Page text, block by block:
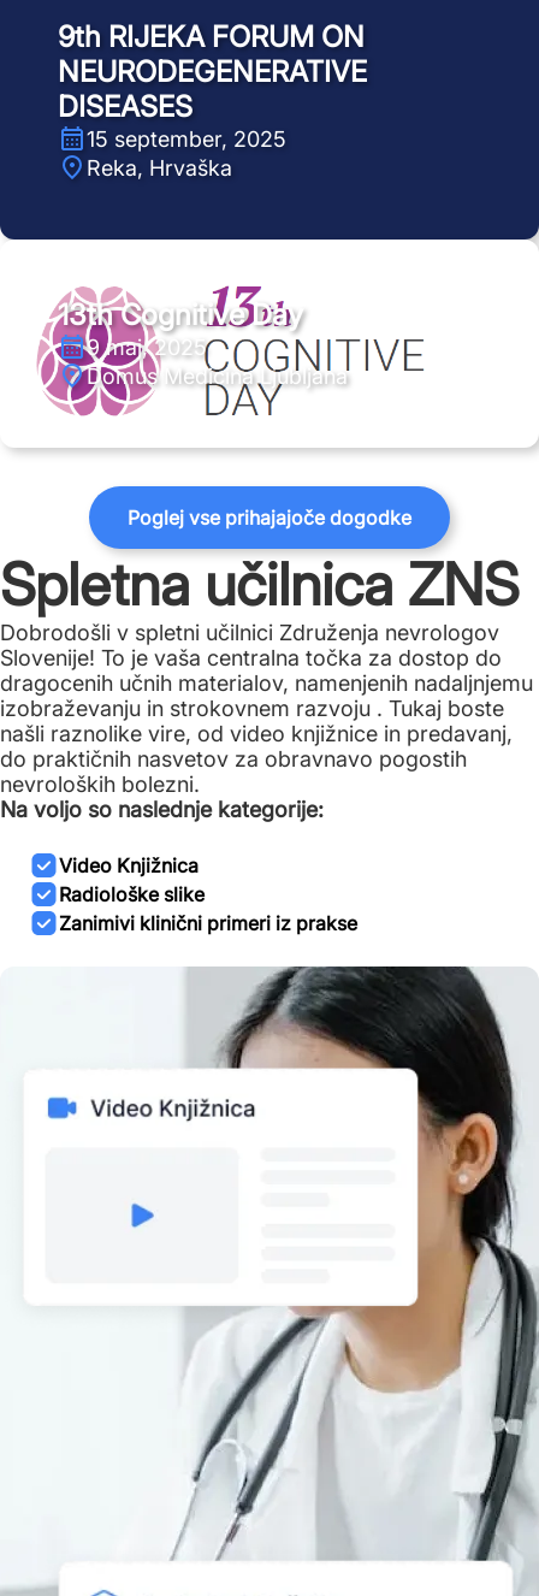
9th RIJEKA FORUM ON
NEURODEGENERATIVE
DISEASES
15 september, 2025
Reka, Hrvaška
13th Cognitive Day
9 maj, 2025
Domus Medicina Ljubljana
Poglej vse prihajajoče dogodke
Spletna učilnica ZNS
Dobrodošli v spletni učilnici Združenja nevrologov
Slovenije! To je vaša centralna točka za dostop do
dragocenih učnih materialov, namenjenih nadaljnjemu
izobraževanju in strokovnem razvoju . Tukaj boste
našli raznolike vire, od video knjižnice in predavanj,
do praktičnih nasvetov za obravnavo pogostih
nevroloških bolezni.
Na voljo so naslednje kategorije:
Video Knjižnica
Radiološke slike
Zanimivi klinični primeri iz prakse